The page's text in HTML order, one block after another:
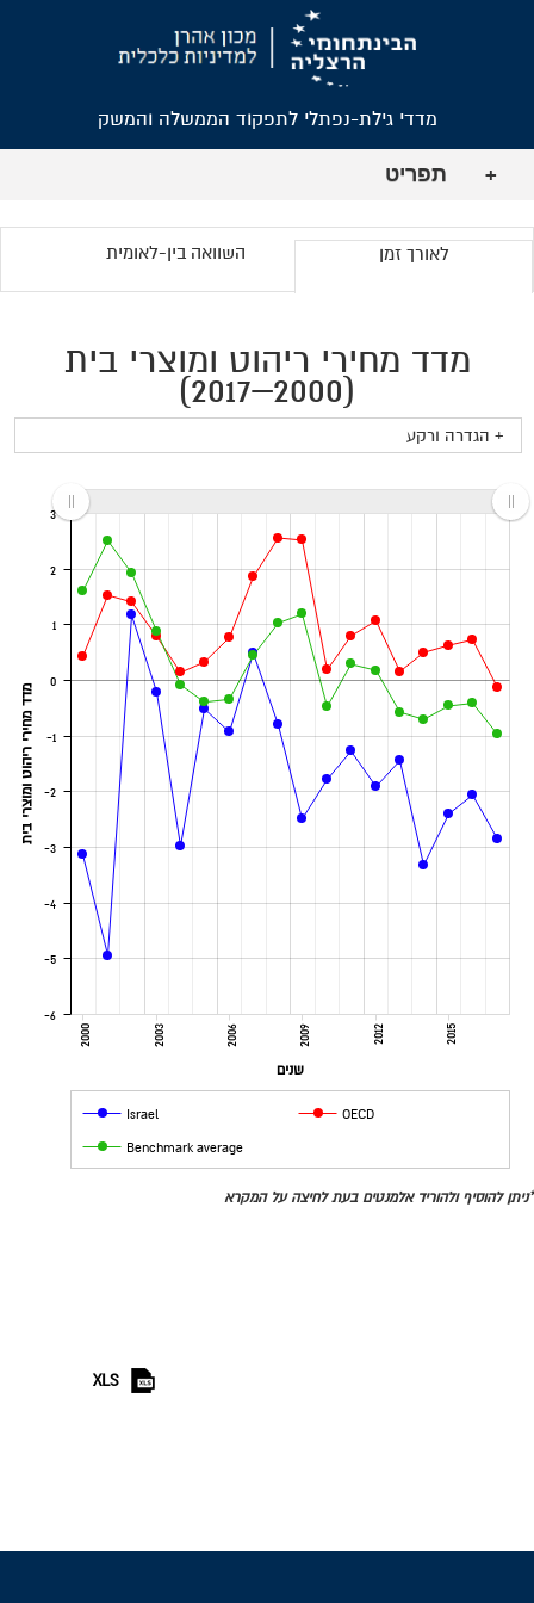
מדדי גילת-נפתלי לתפקוד הממשלה והמשק
+ תפריט
לאורך זמן השוואה בין-לאומית
מדד מחירי ריהוט ומוצרי בית
(2000–2017)
+ הגדרה ורקע
2000 2003 2006 2009 2012 2015
שנים
-6
-5
-4
-3
-2
-1
0
1
2
3
מדד מחירי ריהוט ומוצרי בית
Israel OECD
Benchmark average
*ניתן להוסיף ולהוריד אלמנטים בעת לחיצה על המקרא
XLS